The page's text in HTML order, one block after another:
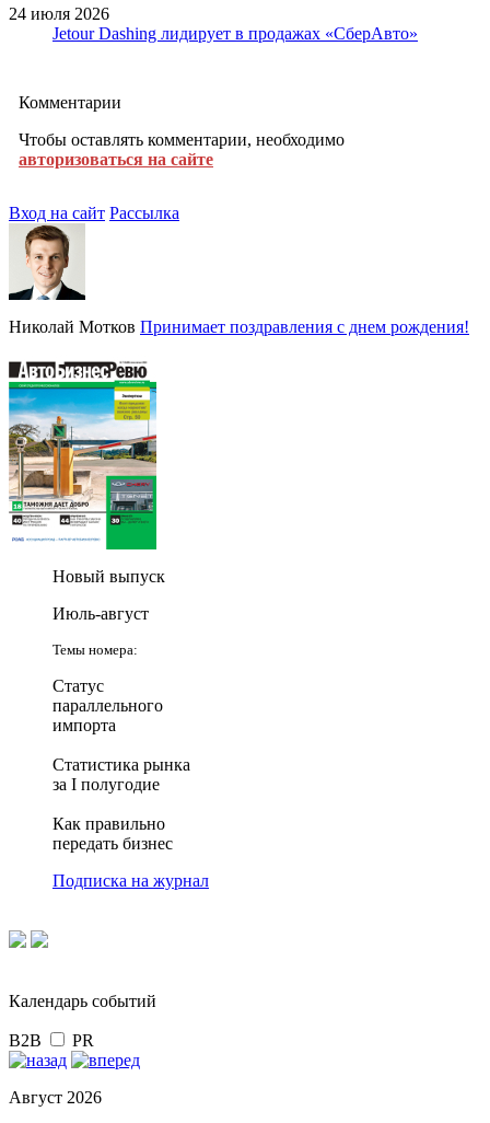
24 июля 2026
Jetour Dashing лидирует в продажах «СберАвто»
Комментарии
Чтобы оставлять комментарии, необходимо
авторизоваться на сайте
Вход на сайт Рассылка
Николай Мотков Принимает поздравления с днем рождения!
Новый выпуск
Июль-август
Темы номера:
Статус
параллельного
импорта
Статистика рынка
за I полугодие
Как правильно
передать бизнес
Подписка на журнал
Календарь событий
B2B PR
Август 2026